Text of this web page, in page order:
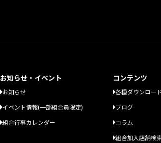
お知らせ・イベント
お知らせ
イベント情報(一部組合員限定)
組合行事カレンダー
コンテンツ
各種ダウンロー
ブログ
コラム
組合加入店舗検